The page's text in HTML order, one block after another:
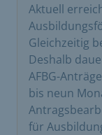
Aktuell
Gleichzeitig
Deshalb
AFBG-
bis neun
für